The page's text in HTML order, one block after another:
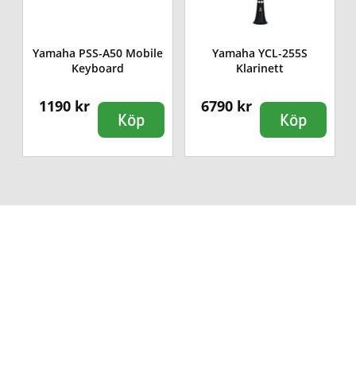
Yamaha PSS-A50 Mobile
Keyboard
1190 kr
Köp
Yamaha YCL-255S
Klarinett
6790 kr
Köp